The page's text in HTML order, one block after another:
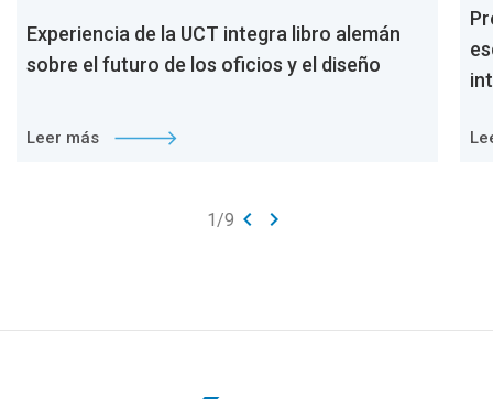
Experiencia de la UCT integra libro alemán
sobre el futuro de los oficios y el diseño
Leer más
1/9 keyboard_arrow_left keyboard_arrow_right